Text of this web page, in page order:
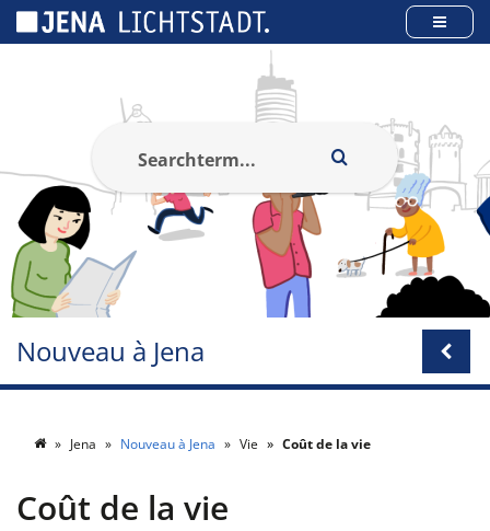
Nouveau à Jena
Jena Nouveau à Jena Vie Coût de la vie
Coût de la vie
Panneau de gestion des cookies